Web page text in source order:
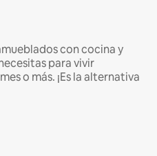
con cocina y
para vivir
o más. ¡Es la alternativa